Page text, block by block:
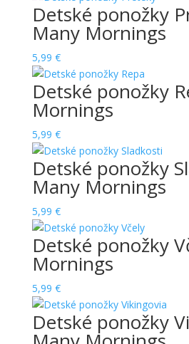
Detské ponožky
Many Mornings
5,99 €
Detské ponožky
Mornings
5,99 €
Detské ponožky
Many Mornings
5,99 €
Detské ponožky
Mornings
5,99 €
Detské ponožky